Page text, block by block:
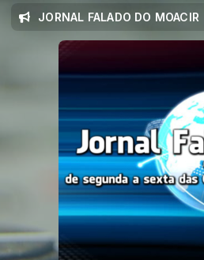
JORNAL FALADO DO MOACIR